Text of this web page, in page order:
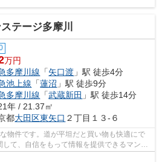
テージ多摩川
万円
多摩川線 「矢口渡 」駅 徒歩4分
池上線 「蓮沼 」駅 徒歩9分
多摩川線 「武蔵新田 」駅 徒歩14分
年 / 21.37㎡
都大田区東矢口 ２丁目１３-６
物件です。道が平坦だと買い物も快適にで
て、自信をもって情報を提供できるマンシ
えられ...